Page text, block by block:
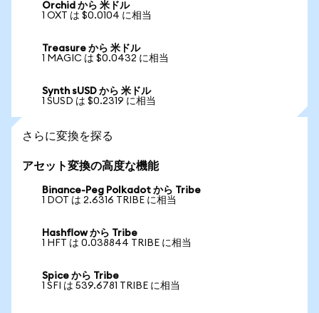
Orchid から 米ドル
1 OXT は $0.0104 に相当
Treasure から 米ドル
1 MAGIC は $0.0432 に相当
Synth sUSD から 米ドル
1 SUSD は $0.2319 に相当
さらに変換を探る
アセット変換の高度な機能
Binance-Peg Polkadot から Tribe
1 DOT は 2.6316 TRIBE に相当
Hashflow から Tribe
1 HFT は 0.038844 TRIBE に相当
Spice から Tribe
1 SFI は 539.6781 TRIBE に相当